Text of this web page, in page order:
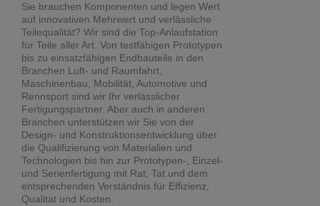
Sie brauchen Komponenten und legen Wert
auf innovativen Mehrwert und verlässliche
Teilequalität? Wir sind die Top-Anlaufstation
für Teile aller Art. Von testfähigen Prototypen
bis zu einsatzfähigen Endbauteile in den
Branchen Luft- und Raumfahrt,
Maschinenbau, Mobilität, Automotive und
Rennsport sind wir Ihr verlässlicher
Fertigungspartner. Aber auch in anderen
Branchen unterstützen wir Sie von der
Design- und Konstruktionsentwicklung über
die Qualifizierung von Materialien und
Technologien bis hin zur Prototypen-, Einzel-
und Serienfertigung mit Rat, Tat und dem
entsprechenden Verständnis für Effizienz,
Qualität und Kosten.